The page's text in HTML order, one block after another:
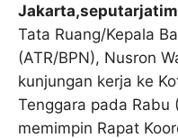
Tata Ruang/Kepala
(ATR/BPN), Nusron
kunjungan kerja ke
Tenggara pada Rabu
memimpin Rapat